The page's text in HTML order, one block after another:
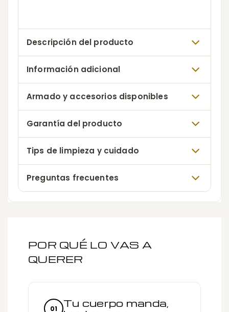
Descripción del producto
Información adicional
Armado y accesorios disponibles
Garantía del producto
Tips de limpieza y cuidado
Preguntas frecuentes
POR QUÉ LO VAS A
QUERER
01
Tu cuerpo manda,